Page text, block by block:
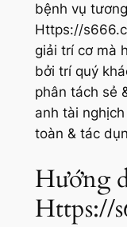
bệnh vụ
Https://
giải trí cơ mà
bởi trí quý
phân tách sẻ
anh tài
toàn & tác
Hướng
Https://